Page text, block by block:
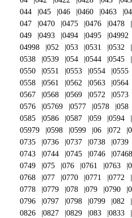
044
045 046 0460 0463
047
0470 0475 0476 0478
049
0493 0494 0495 04992
04998
052 053 0531 0532
0538
0539 054 0544 0545
0550
0551 0553 0554 0555
0558
0561 0562 0563 0564
0567
0568 0569 0572 0573
0576
05769 0577 0578 058
0585
0586 0587 059 0594
05979
0598 0599 06 072
0735
0736 0737 0738 0739
0743
0744 0745 0746 07468
0749
075 076 0761 0763
0768
077 0770 0771 0772
0778
0779 078 079 0790
0796
0797 0798 0799 082
0826
0827 0829 083 0833